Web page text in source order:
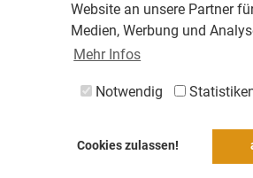
Website an unsere Partner
Medien, Werbung und
Mehr Infos
Notwendig
Cookies zulassen!